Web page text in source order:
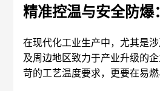
精准控温与安全防
在现代化工业生产中，尤其是
及周边地区致力于产业升级的
苛的工艺温度要求，更要在易